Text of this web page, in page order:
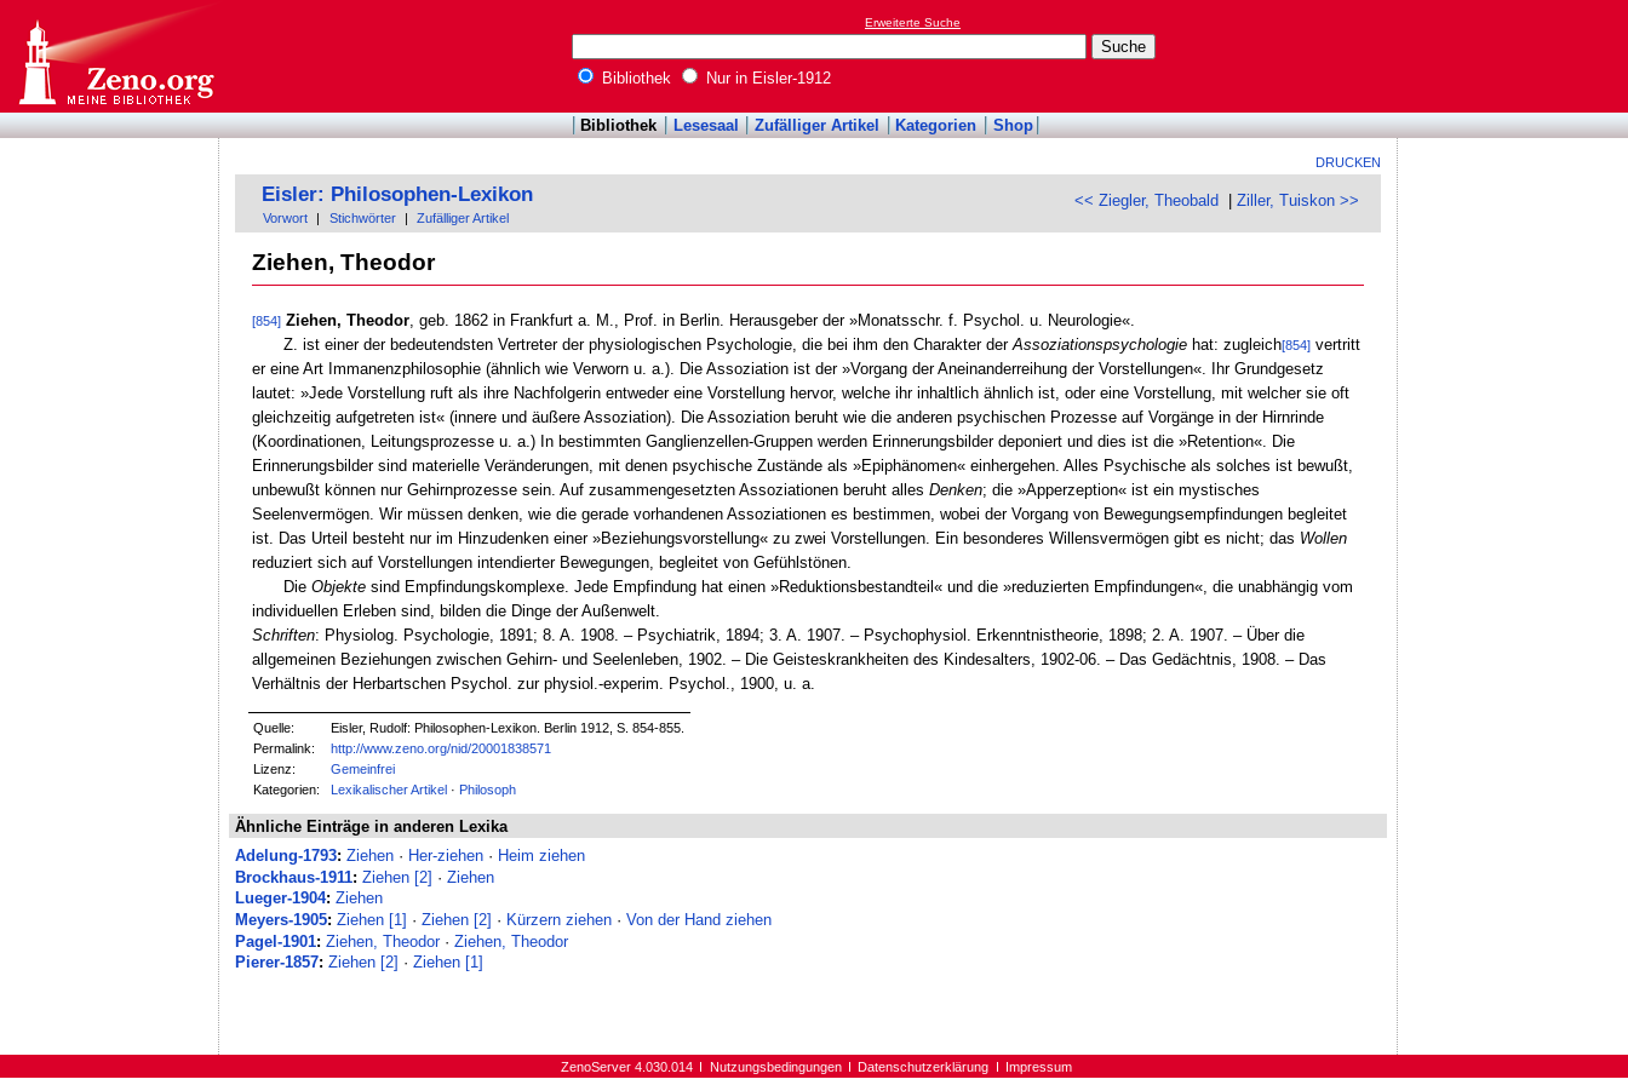
Erweiterte Suche
Bibliothek Nur in Eisler-1912
Bibliothek Lesesaal Zufälliger Artikel Kategorien Shop
DRUCKEN
<< Ziegler, Theobald |Ziller, Tuiskon >>
Eisler: Philosophen-Lexikon
Vorwort Stichwörter Zufälliger Artikel
Ziehen, Theodor
[854] Ziehen, Theodor, geb. 1862 in Frankfurt a. M., Prof. in Berlin. Herausgeber der »Monatsschr. f. Psychol. u. Neurologie«.
Z. ist einer der bedeutendsten Vertreter der physiologischen Psychologie, die bei ihm den Charakter derAssoziationspsychologie hat: zugleich[854] vertritt
er eine Art Immanenzphilosophie (ähnlich wie Verworn u. a.). Die Assoziation ist der »Vorgang der Aneinanderreihung der Vorstellungen«. Ihr Grundgesetz
lautet: »Jede Vorstellung ruft als ihre Nachfolgerin entweder eine Vorstellung hervor, welche ihr inhaltlich ähnlich ist, oder eine Vorstellung, mit welcher sie oft
gleichzeitig aufgetreten ist« (innere und äußere Assoziation). Die Assoziation beruht wie die anderen psychischen Prozesse auf Vorgänge in der Hirnrinde
(Koordinationen, Leitungsprozesse u. a.) In bestimmten Ganglienzellen-Gruppen werden Erinnerungsbilder deponiert und dies ist die »Retention«. Die
Erinnerungsbilder sind materielle Veränderungen, mit denen psychische Zustände als »Epiphänomen« einhergehen. Alles Psychische als solches ist bewußt,
unbewußt können nur Gehirnprozesse sein. Auf zusammengesetzten Assoziationen beruht alles Denken; die »Apperzeption« ist ein mystisches
Seelenvermögen. Wir müssen denken, wie die gerade vorhandenen Assoziationen es bestimmen, wobei der Vorgang von Bewegungsempfindungen begleitet
ist. Das Urteil besteht nur im Hinzudenken einer »Beziehungsvorstellung« zu zwei Vorstellungen. Ein besonderes Willensvermögen gibt es nicht; das Wollen
reduziert sich auf Vorstellungen intendierter Bewegungen, begleitet von Gefühlstönen.
DieObjekte sind Empfindungskomplexe. Jede Empfindung hat einen »Reduktionsbestandteil« und die »reduzierten Empfindungen«, die unabhängig vom
individuellen Erleben sind, bilden die Dinge der Außenwelt.
Schriften: Physiolog. Psychologie, 1891; 8. A. 1908. – Psychiatrik, 1894; 3. A. 1907. – Psychophysiol. Erkenntnistheorie, 1898; 2. A. 1907. – Über die
allgemeinen Beziehungen zwischen Gehirn- und Seelenleben, 1902. – Die Geisteskrankheiten des Kindesalters, 1902-06. – Das Gedächtnis, 1908. – Das
Verhältnis der Herbartschen Psychol. zur physiol.-experim. Psychol., 1900, u. a.
Quelle:
Eisler, Rudolf: Philosophen-Lexikon. Berlin 1912, S. 854-855.
Permalink:
http://www.zeno.org/nid/20001838571
Lizenz:
Gemeinfrei
Kategorien:
Lexikalischer Artikel · Philosoph
Ähnliche Einträge in anderen Lexika
Adelung-1793: Ziehen · Her-ziehen · Heim ziehen
Brockhaus-1911: Ziehen [2] ·Ziehen
Lueger-1904: Ziehen
Meyers-1905: Ziehen [1] ·Ziehen [2] · Kürzern ziehen ·Von der Hand ziehen
Pagel-1901: Ziehen, Theodor·Ziehen, Theodor
Pierer-1857: Ziehen [2] ·Ziehen [1]
ZenoServer 4.030.014 Nutzungsbedingungen Datenschutzerklärung Impressum